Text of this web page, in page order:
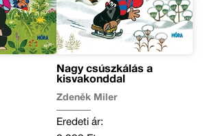
Nagy csúszkálás a
kisvakonddal
Zdeněk Miler
Eredeti ár: